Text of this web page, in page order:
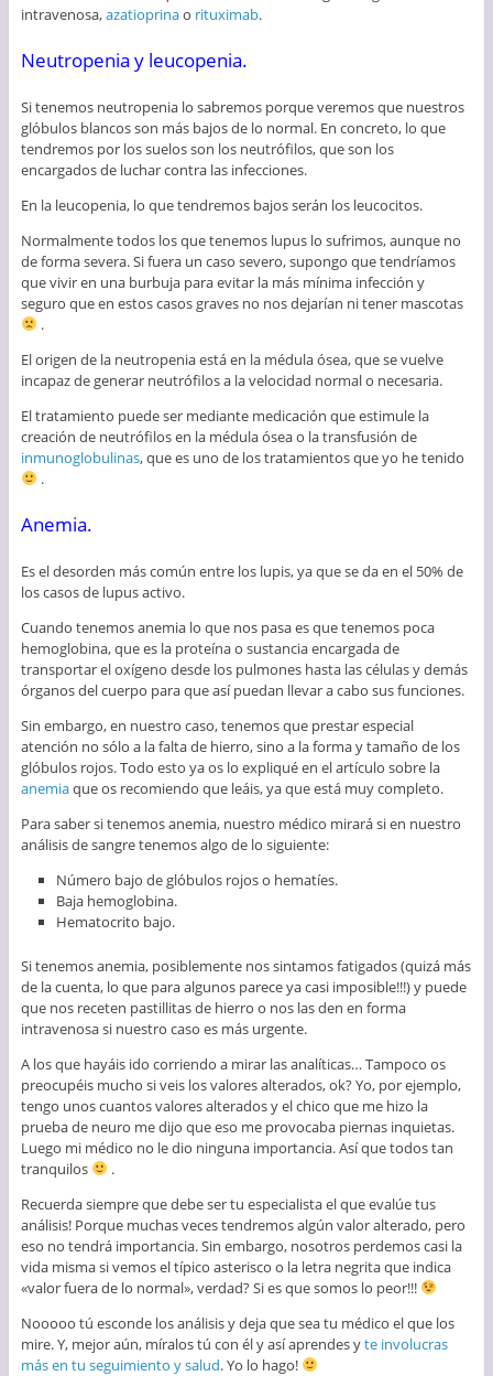
intravenosa,azatioprinao rituximab.
Neutropenia y leucopenia.
Si tenemos neutropenia lo sabremos porque veremos que nuestros
glóbulos blancos son más bajos de lo normal. En concreto, lo que
tendremos por los suelos son los neutrófilos, que son los
encargados de luchar contra las infecciones.
En la leucopenia, lo que tendremos bajos serán los leucocitos.
Normalmente todos los que tenemos lupus lo sufrimos, aunque no
de forma severa. Si fuera un caso severo, supongo que tendríamos
que vivir en una burbuja para evitar la más mínima infección y
seguro que en estos casos graves no nos dejarían ni tener mascotas
.
El origen de la neutropenia está en la médula ósea, que se vuelve
incapaz de generar neutrófilos a la velocidad normal o necesaria.
El tratamiento puede ser mediante medicación que estimule la
creación de neutrófilos en la médula ósea o la transfusión de
inmunoglobulinas, que es uno de los tratamientos que yo he tenido
.
Anemia.
Es el desorden más común entre los lupis, ya que se da en el 50% de
los casos de lupus activo.
Cuando tenemos anemia lo que nos pasa es que tenemos poca
hemoglobina, que es la proteína o sustancia encargada de
transportar el oxígeno desde los pulmones hasta las células y demás
órganos del cuerpo para que así puedan llevar a cabo sus funciones.
Sin embargo, en nuestro caso, tenemos que prestar especial
atención no sólo a la falta de hierro, sino a la forma y tamaño de los
glóbulos rojos. Todo esto ya os lo expliqué en el artículo sobre la
anemiaque os recomiendo que leáis, ya que está muy completo.
Para saber si tenemos anemia, nuestro médico mirará si en nuestro
análisis de sangre tenemos algo de lo siguiente:
Número bajo de glóbulos rojos o hematíes.
Baja hemoglobina.
Hematocrito bajo.
Si tenemos anemia, posiblemente nos sintamos fatigados (quizá más
de la cuenta, lo que para algunos parece ya casi imposible!!!) y puede
que nos receten pastillitas de hierro o nos las den en forma
intravenosa si nuestro caso es más urgente.
A los que hayáis ido corriendo a mirar las analíticas… Tampoco os
preocupéis mucho si veis los valores alterados, ok? Yo, por ejemplo,
tengo unos cuantos valores alterados y el chico que me hizo la
prueba de neuro me dijo que eso me provocaba piernas inquietas.
Luego mi médico no le dio ninguna importancia. Así que todos tan
tranquilos
.
Recuerda siempre que debe ser tu especialista el que evalúe tus
análisis! Porque muchas veces tendremos algún valor alterado, pero
eso no tendrá importancia. Sin embargo, nosotros perdemos casi la
vida misma si vemos el típico asterisco o la letra negrita que indica
«valor fuera de lo normal», verdad? Si es que somos lo peor!!!
Nooooo tú esconde los análisis y deja que sea tu médico el que los
mire. Y, mejor aún, míralos tú con él y así aprendes yte involucras
más en tu seguimiento y salud. Yo lo hago!